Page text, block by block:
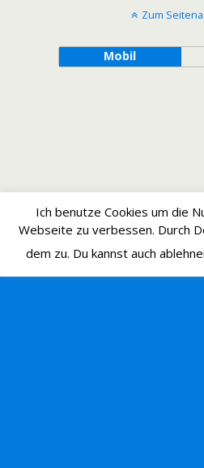
Zum
Mobil
Ich benutze Cookies um die
Webseite zu verbessen. Durch
dem zu. Du kannst auch